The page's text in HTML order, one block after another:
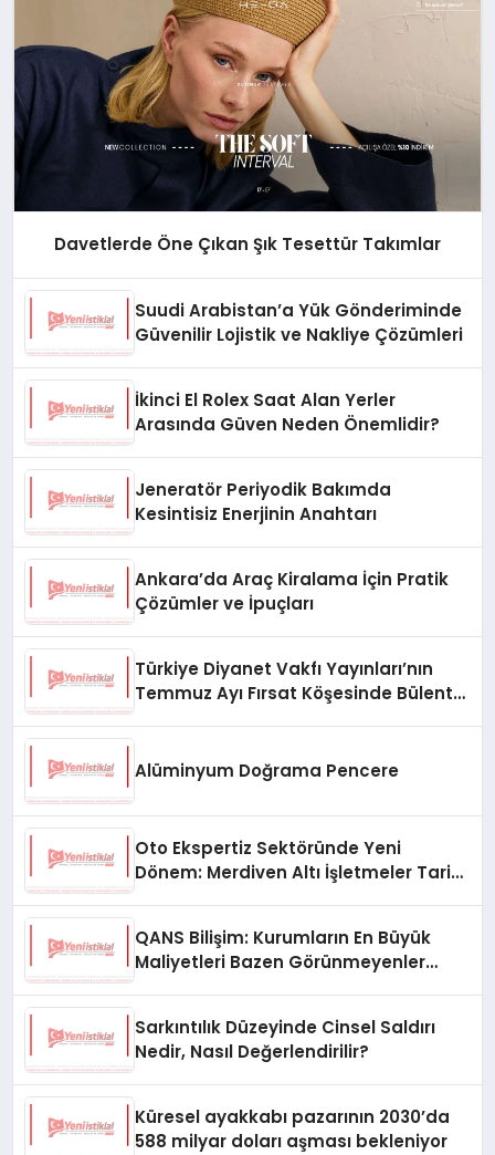
Davetlerde Öne Çıkan Şık Tesettür Takımlar
Suudi Arabistan’a Yük Gönderiminde
Güvenilir Lojistik ve Nakliye Çözümleri
İkinci El Rolex Saat Alan Yerler
Arasında Güven Neden Önemlidir?
Jeneratör Periyodik Bakımda
Kesintisiz Enerjinin Anahtarı
Ankara’da Araç Kiralama İçin Pratik
Çözümler ve İpuçları
Türkiye Diyanet Vakfı Yayınları’nın
Temmuz Ayı Fırsat Köşesinde Bülent
Alüminyum Doğrama Pencere
Oto Ekspertiz Sektöründe Yeni
Dönem: Merdiven Altı İşletmeler Tarih
QANS Bilişim: Kurumların En Büyük
Maliyetleri Bazen Görünmeyenler
Sarkıntılık Düzeyinde Cinsel Saldırı
Nedir, Nasıl Değerlendirilir?
Küresel ayakkabı pazarının 2030’da
588 milyar doları aşması bekleniyor